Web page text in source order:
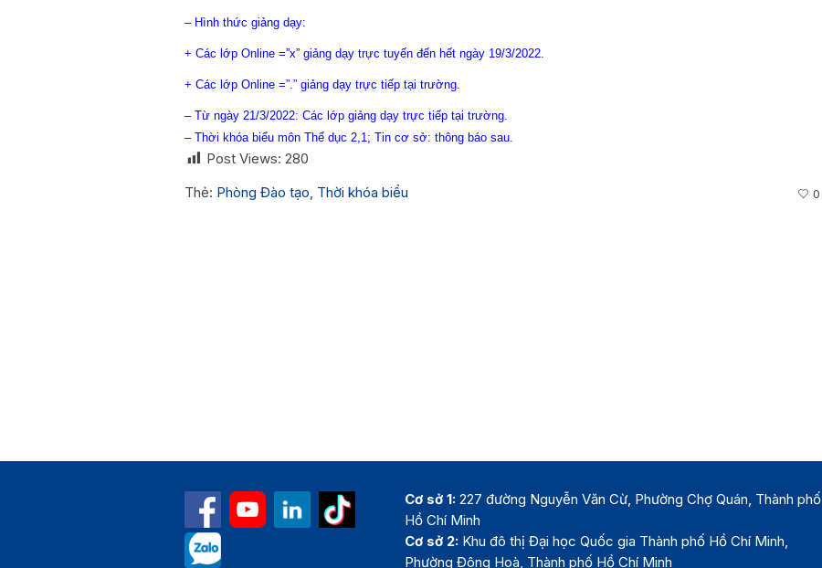
– Hình thức giảng dạy:
+ Các lớp Online =”x” giảng dạy trực tuyến đến hết ngày 19/3/2022.
+ Các lớp Online =”.” giảng dạy trực tiếp tại trường.
– Từ ngày 21/3/2022: Các lớp giảng dạy trực tiếp tại trường.
– Thời khóa biểu môn Thể dục 2,1; Tin cơ sở: thông báo sau.
Post Views: 280
Thẻ: Phòng Đào tạo, Thời khóa biểu 0
Cơ sở 1: 227 đường Nguyễn Văn Cừ, Phường Chợ Quán, Thành phố
Hồ Chí Minh
Cơ sở 2: Khu đô thị Đại học Quốc gia Thành phố Hồ Chí Minh,
Phường Đông Hoà, Thành phố Hồ Chí Minh